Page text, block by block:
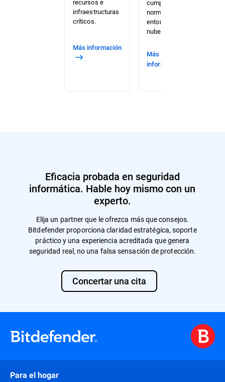
recursos e
infraestructuras
críticos.
Más información
cumplimiento
normativo en su
entorno de
nube.
Más
información
Eficacia probada en seguridad
informática. Hable hoy mismo con un
experto.
Elija un partner que le ofrezca más que consejos.
Bitdefender proporciona claridad estratégica, soporte
práctico y una experiencia acreditada que genera
seguridad real, no una falsa sensación de protección.
Concertar una cita
Para el hogar